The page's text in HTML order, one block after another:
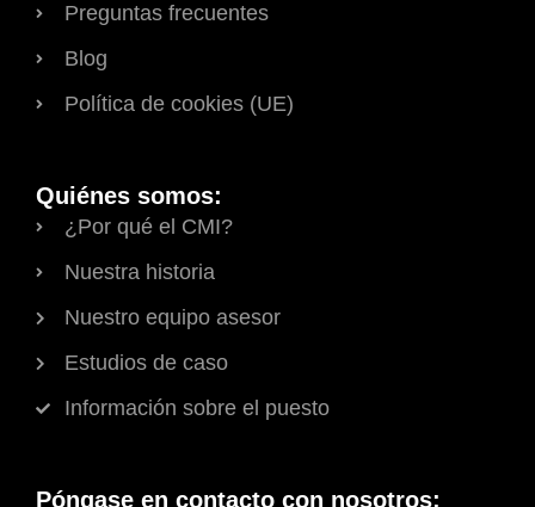
Preguntas frecuentes
Blog
Política de cookies (UE)
Quiénes somos:
¿Por qué el CMI?
Nuestra historia
Nuestro equipo asesor
Estudios de caso
Información sobre el puesto
Póngase en contacto con nosotros: